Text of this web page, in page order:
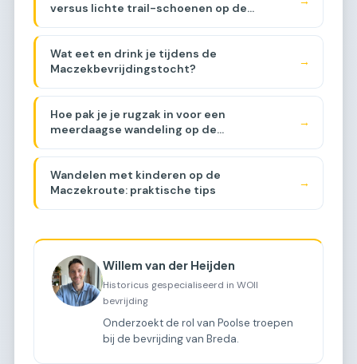
versus lichte trail-schoenen op de
Wat eet en drink je tijdens de
Maczekbevrijdingstocht?
→
Hoe pak je je rugzak in voor een
meerdaagse wandeling op de
→
Wandelen met kinderen op de
Maczekroute: praktische tips
→
Willem van der Heijden
Historicus gespecialiseerd in WOII
bevrijding
Onderzoekt de rol van Poolse troepen
bij de bevrijding van Breda.